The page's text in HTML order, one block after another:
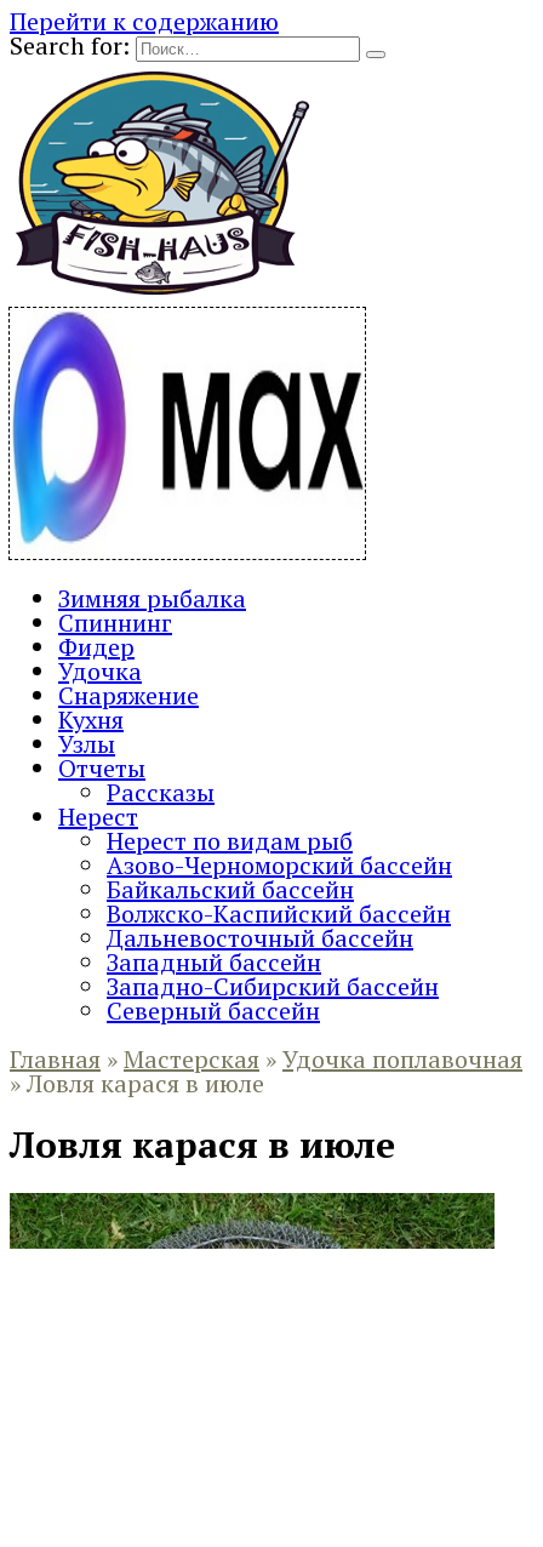
Перейти к содержанию
Search for:
Зимняя рыбалка
Спиннинг
Фидер
Удочка
Снаряжение
Кухня
Узлы
Отчеты
Рассказы
Нерест
Нерест по видам рыб
Азово-Черноморский бассейн
Байкальский бассейн
Волжско-Каспийский бассейн
Дальневосточный бассейн
Западный бассейн
Западно-Сибирский бассейн
Северный бассейн
Главная »Мастерская »Удочка поплавочная
»Ловля карася в июле
Ловля карася в июле